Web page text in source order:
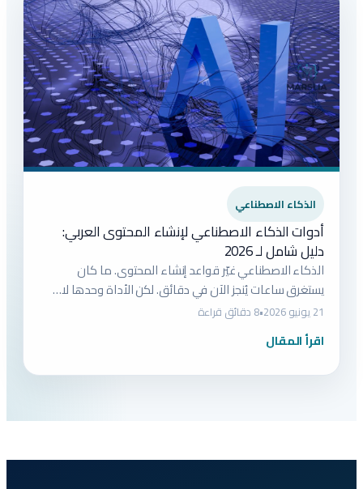
الذكاء الاصطناعي
أدوات الذكاء الاصطناعي لإنشاء المحتوى العربي:
دليل شامل لـ 2026
الذكاء الاصطناعي غيّر قواعد إنشاء المحتوى. ما كان
يستغرق ساعات يُنجز الآن في دقائق. لكن الأداة وحدها لا…
21 يونيو 2026 •8 دقائق قراءة
اقرأ المقال